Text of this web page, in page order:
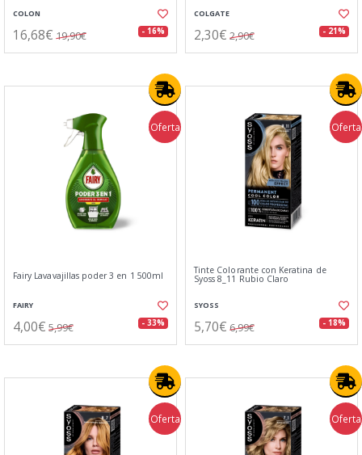
COLON
16,68€ 19,90€ - 16%
COLGATE
2,30€ 2,90€ - 21%
Oferta
Fairy Lavavajillas poder 3 en 1 500ml
FAIRY
4,00€ 5,99€ - 33%
Oferta
Tinte Colorante con Keratina de
Syoss 8_11 Rubio Claro
SYOSS
5,70€ 6,99€ - 18%
Oferta Oferta